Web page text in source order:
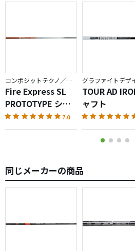
した。個人的にはRフレックスの
右に巻く不安が少なく、方向性も
ートトリプルダイヤモンドTDや
りのあるヘッドに挿したら、面白
チーピンに悩んでいる方にはお勧
コンポジットテクノ／ファイアーエクスプレス
Fire Express SL
PROTOTYPE シャ
フト
7.0
TOUR AD
ャフト
同じメーカーの商品